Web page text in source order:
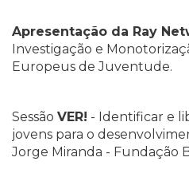
Apresentação da Ray
Investigação e
Europeus de Juventude.
Sessão VER! - Identificar e
jovens para o
Jorge Miranda - Fundação